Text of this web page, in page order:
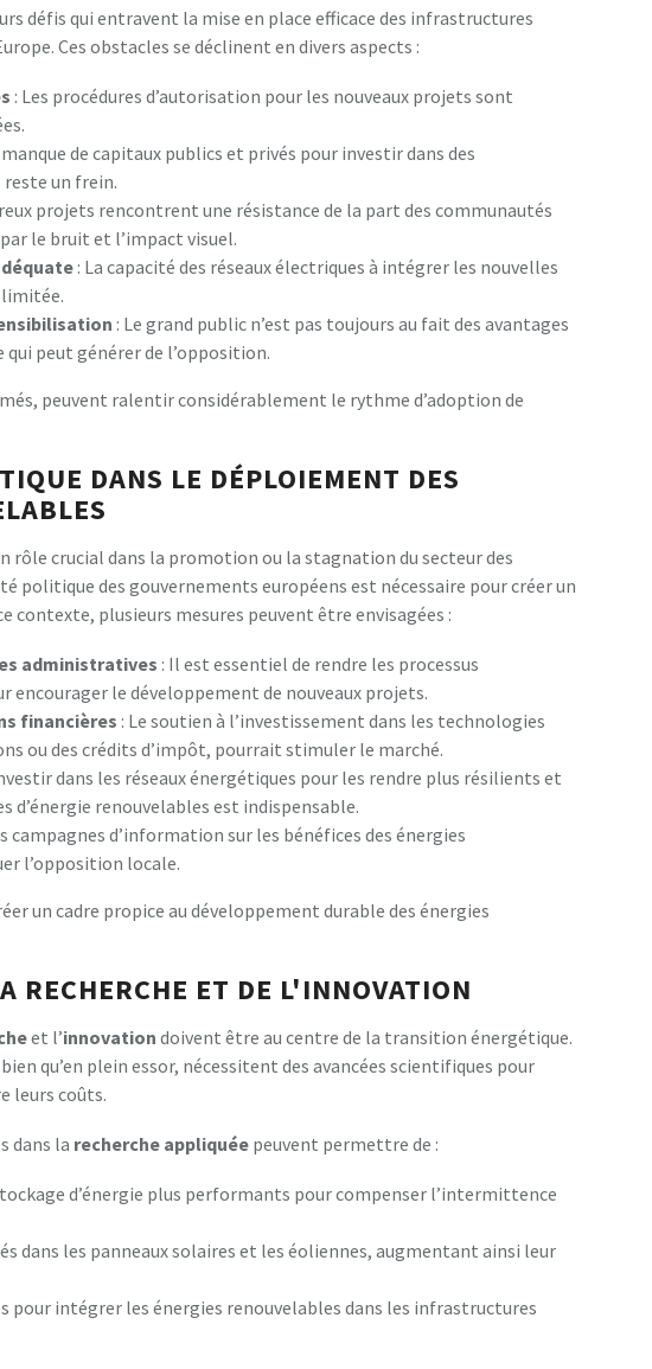
défis qui entravent la mise en place efficace des infrastructures
Ces obstacles se déclinent en divers aspects :
: Les procédures d’autorisation pour les nouveaux projets sont
manque de capitaux publics et privés pour investir dans des
un frein.
projets rencontrent une résistance de la part des communautés
le bruit et l’impact visuel.
: La capacité des réseaux électriques à intégrer les nouvelles
limitée.
: Le grand public n’est pas toujours au fait des avantages
qui peut générer de l’opposition.
peuvent ralentir considérablement le rythme d’adoption de
DANS LE DÉPLOIEMENT DES
rôle crucial dans la promotion ou la stagnation du secteur des
politique des gouvernements européens est nécessaire pour créer un
contexte, plusieurs mesures peuvent être envisagées :
administratives : Il est essentiel de rendre les processus
encourager le développement de nouveaux projets.
financières : Le soutien à l’investissement dans les technologies
ou des crédits d’impôt, pourrait stimuler le marché.
dans les réseaux énergétiques pour les rendre plus résilients et
d’énergie renouvelables est indispensable.
campagnes d’information sur les bénéfices des énergies
l’opposition locale.
un cadre propice au développement durable des énergies
RECHERCHE ET DE L'INNOVATION
et l’innovation doivent être au centre de la transition énergétique.
qu’en plein essor, nécessitent des avancées scientifiques pour
leurs coûts.
dans la recherche appliquée peuvent permettre de :
d’énergie plus performants pour compenser l’intermittence
dans les panneaux solaires et les éoliennes, augmentant ainsi leur
pour intégrer les énergies renouvelables dans les infrastructures